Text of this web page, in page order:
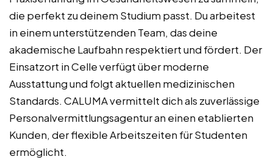
die perfekt zu deinem Studium passt. Du arbeitest
in einem unterstützenden Team, das deine
akademische Laufbahn respektiert und fördert. Der
Einsatzort in Celle verfügt über moderne
Ausstattung und folgt aktuellen medizinischen
Standards. CALUMA vermittelt dich als zuverlässige
Personalvermittlungsagentur an einen etablierten
Kunden, der flexible Arbeitszeiten für Studenten
ermöglicht.